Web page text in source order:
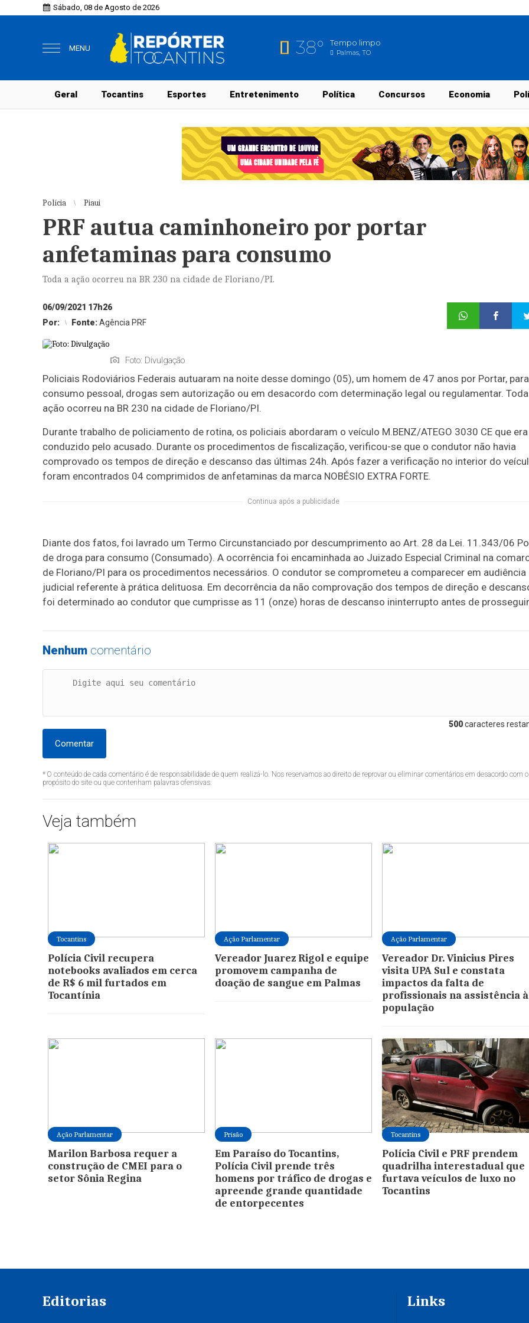
Sábado, 08 de Agosto de 2026
MENU 38° Tempo limpo
Palmas, TO
Geral Tocantins Esportes Entretenimento Política Concursos Economia
Polícia Piaui
PRF autua caminhoneiro por portar
anfetaminas para consumo
Toda a ação ocorreu na BR 230 na cidade de Floriano/PI.
06/09/2021 17h26
Por:
Fonte:Agência PRF
Foto: Divulgação
Policiais Rodoviários Federais autuaram na noite desse domingo (05), um homem de 47 anos por Portar, para
consumo pessoal, drogas sem autorização ou em desacordo com determinação legal ou regulamentar.
ação ocorreu na BR 230 na cidade de Floriano/PI.
Durante trabalho de policiamento de rotina, os policiais abordaram o veículo M.BENZ/ATEGO 3030 CE que era
conduzido pelo acusado. Durante os procedimentos de fiscalização, verificou-se que o condutor não havia
comprovado os tempos de direção e descanso das últimas 24h. Após fazer a verificação no interior do
foram encontrados 04 comprimidos de anfetaminas da marca NOBÉSIO EXTRA FORTE.
Continua após a publicidade
Diante dos fatos, foi lavrado um Termo Circunstanciado por descumprimento ao Art. 28 da Lei. 11.343/06
de droga para consumo (Consumado). A ocorrência foi encaminhada ao Juizado Especial Criminal na
de Floriano/PI para os procedimentos necessários. O condutor se comprometeu a comparecer em audiência
judicial referente à prática delituosa. Em decorrência da não comprovação dos tempos de direção e
foi determinado ao condutor que cumprisse as 11 (onze) horas de descanso ininterrupto antes de
Nenhum comentário
500caracteres
Comentar
* O conteúdo de cada comentário é de responsabilidade de quem realizá-lo. Nos reservamos ao direito de reprovar ou eliminar comentários em desacordo com o
propósito do site ou que contenham palavras ofensivas.
Veja também
Tocantins
Polícia Civil recupera
notebooks avaliados em cerca
de R$ 6 mil furtados em
Tocantínia
Ação Parlamentar
Vereador Juarez Rigol e equipe
promovem campanha de
doação de sangue em Palmas
Ação Parlamentar
Vereador Dr. Vinicius Pires
visita UPA Sul e constata
impactos da falta de
profissionais na assistência à
população
Ação Parlamentar
Marilon Barbosa requer a
construção de CMEI para o
setor Sônia Regina
Prisão
Em Paraíso do Tocantins,
Polícia Civil prende três
homens por tráfico de drogas e
apreende grande quantidade
de entorpecentes
Tocantins
Polícia Civil e PRF prendem
quadrilha interestadual que
furtava veículos de luxo no
Tocantins
Editorias Links